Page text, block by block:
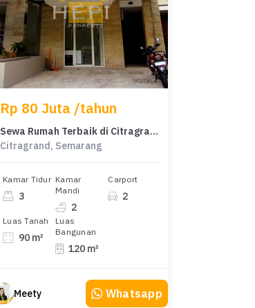
Rp 80 Juta /tahun
Sewa Rumah Terbaik di Citragrand, Semarang, Harga Terjangkau
Citragrand, Semarang
Kamar Tidur
3
Kamar
Mandi
2
Carport
2
Luas Tanah
90 m²
Luas
Bangunan
120 m²
Meety Whatsapp